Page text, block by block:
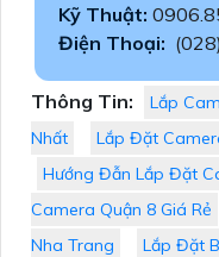
Kỹ Thuật:
Điện Thoại:
Thông Tin:
Lắp
Nhất
Lắp Đặt
Hướng Đẫn Lắp Đặt
Camera Quận 8 Giá Rẻ
Nha Trang
Lắp Đặt